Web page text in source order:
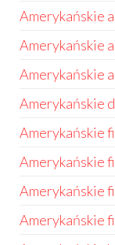
Amerykańskie
Amerykańskie
Amerykańskie
Amerykańskie
Amerykańskie
Amerykańskie
Amerykańskie
Amerykańskie